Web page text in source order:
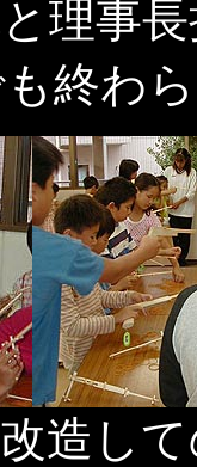
理事
終わ
造し